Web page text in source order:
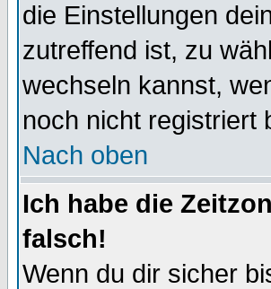
die Einstellungen
zutreffend ist, zu
wechseln kannst,
noch nicht registriert
Nach oben
Ich habe die
falsch!
Wenn du dir sicher